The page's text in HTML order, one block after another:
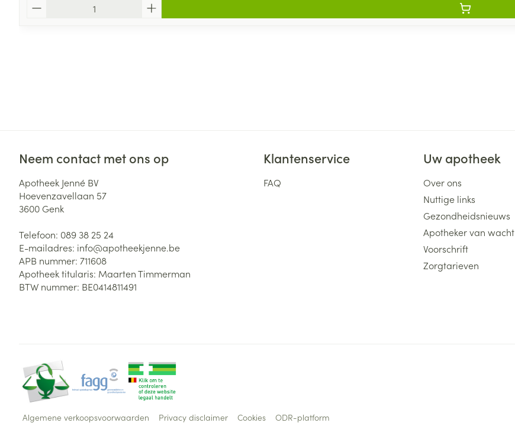
Neem contact met ons op
Apotheek Jenné BV
Hoevenzavellaan 57
3600 Genk
Telefoon: 089 38 25 24
E-mailadres: info@apotheekjenne.be
APB nummer: 711608
Apotheek titularis: Maarten Timmerman
BTW nummer: BE0414811491
Klantenservice
FAQ
Uw apotheek
Over ons
Nuttige links
Gezondheidsnieuws
Apotheker van wacht
Voorschrift
Zorgtarieven
Algemene verkoopsvoorwaarden Privacy disclaimer Cookies ODR-platform